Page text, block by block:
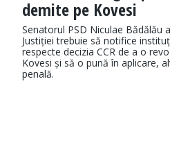
demite pe Kovesi
Senatorul PSD Niculae Bădălău
Justiției trebuie să notifice
respecte decizia CCR de a o
Kovesi și să o pună în aplicare,
penală.